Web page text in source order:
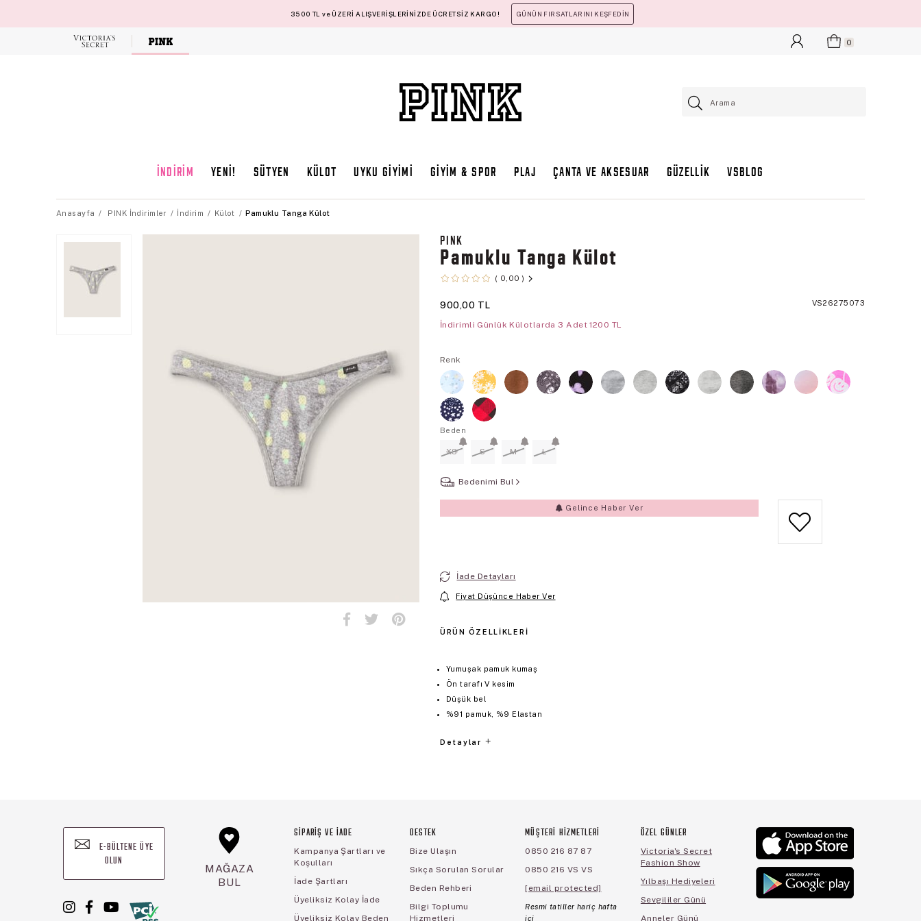
3500 TL ve ÜZERİ ALIŞVERİŞLERİNİZDE ÜCRETSİZ KARGO! GÜNÜN FIRSATLARINI KEŞFEDİN
Victoria's
0
İNDİRİM YENİ! SÜTYEN KÜLOT UYKU GİYİMİ GİYİM & SPOR PLAJ ÇANTA VE AKSESUAR GÜZELLİK VSBLOG
Anasayfa PINK İndirimler İndirim Külot Pamuklu Tanga Külot
PINK
Pamuklu Tanga Külot
0,00
900,00 TL VS26275073
İndirimli Günlük Külotlarda 3 Adet 1200 TL
Renk
Beden
XS S M L
Bedenimi Bul
Gelince Haber Ver
İade Detayları
Fiyat Düşünce Haber Ver
ÜRÜN ÖZELLIKLERI
Yumuşak pamuk kumaş
Ön tarafı V kesim
Düşük bel
%91 pamuk, %9 Elastan
Detaylar
E-BÜLTENE ÜYE
OLUN
MAĞAZA
BUL
SİPARİŞ VE İADE
Kampanya Şartları ve
Koşulları
İade Şartları
Üyeliksiz Kolay İade
Üyeliksiz Kolay Beden
DESTEK
Bize Ulaşın
Sıkça Sorulan Sorular
Beden Rehberi
Bilgi Toplumu
Hizmetleri
MÜŞTERİ HİZMETLERİ
0850 216 87 87
0850 216 VS VS
[email protected]
Resmi tatiller hariç hafta
içi
ÖZEL GÜNLER
Victoria's Secret
Fashion Show
Yılbaşı Hediyeleri
Sevgililer Günü
Anneler Günü